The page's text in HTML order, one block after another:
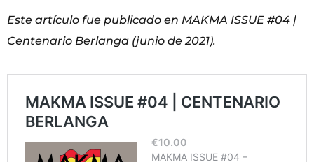
Este artículo fue publicado en MAKMA ISSUE #04 |
Centenario Berlanga (junio de 2021).